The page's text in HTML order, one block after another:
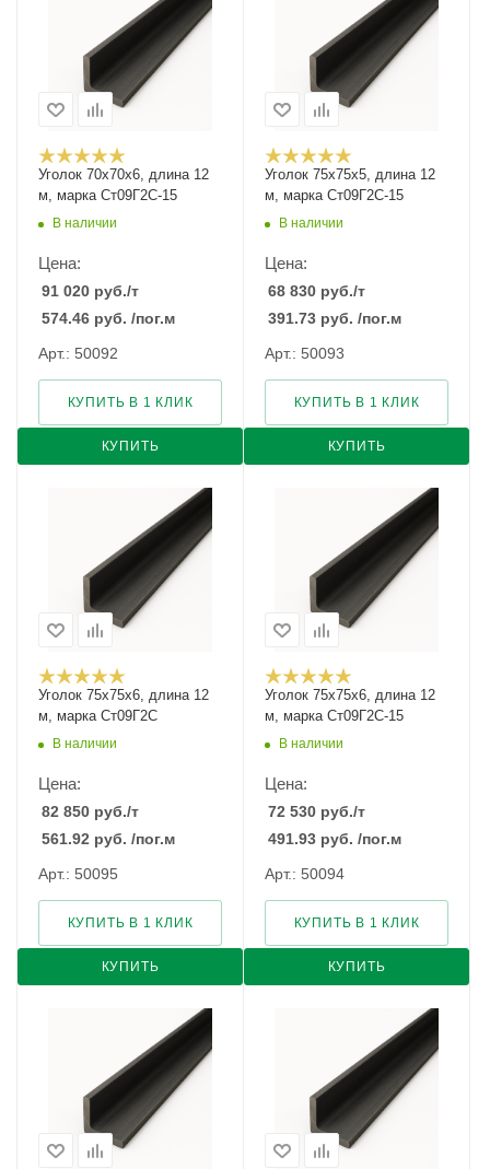
Уголок 70х70х6, длина 12
м, марка Ст09Г2С-15
В наличии
Цена:
91 020 руб./т
574.46 руб. /пог.м
Арт.: 50092
КУПИТЬ
КУПИТЬ В 1 КЛИК
Уголок 75х75х5, длина 12
м, марка Ст09Г2С-15
В наличии
Цена:
68 830 руб./т
391.73 руб. /пог.м
Арт.: 50093
КУПИТЬ
КУПИТЬ В 1 КЛИК
Уголок 75х75х6, длина 12
м, марка Ст09Г2С
В наличии
Цена:
82 850 руб./т
561.92 руб. /пог.м
Арт.: 50095
КУПИТЬ
КУПИТЬ В 1 КЛИК
Уголок 75х75х6, длина 12
м, марка Ст09Г2С-15
В наличии
Цена:
72 530 руб./т
491.93 руб. /пог.м
Арт.: 50094
КУПИТЬ
КУПИТЬ В 1 КЛИК